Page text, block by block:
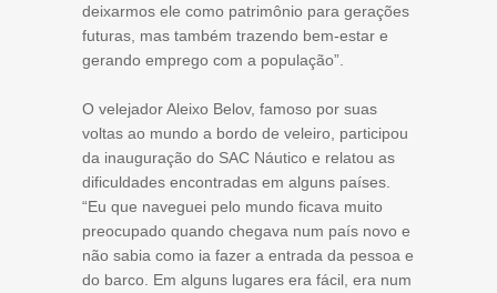
deixarmos ele como patrimônio para gerações
futuras, mas também trazendo bem-estar e
gerando emprego com a população”.
O velejador Aleixo Belov, famoso por suas
voltas ao mundo a bordo de veleiro, participou
da inauguração do SAC Náutico e relatou as
dificuldades encontradas em alguns países.
“Eu que naveguei pelo mundo ficava muito
preocupado quando chegava num país novo e
não sabia como ia fazer a entrada da pessoa e
do barco. Em alguns lugares era fácil, era num